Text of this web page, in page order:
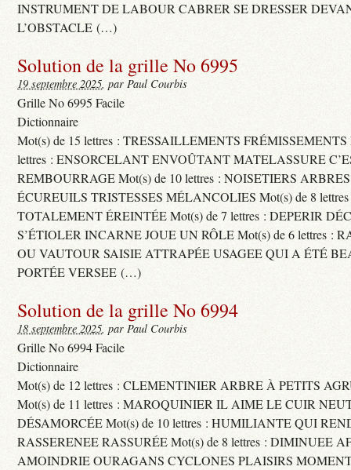
INSTRUMENT DE LABOUR CABRER SE DRESSER
L’OBSTACLE (…)
Solution de la grille No 6995
19 septembre 2025, par Paul Courbis
Grille No 6995 Facile
Dictionnaire
Mot(s) de 15 lettres : TRESSAILLEMENTS FRÉMISSEMENTS
lettres : ENSORCELANT ENVOÛTANT MATELASSURE
REMBOURRAGE Mot(s) de 10 lettres : NOISETIERS
ÉCUREUILS TRISTESSES MÉLANCOLIES Mot(s) de 8
TOTALEMENT ÉREINTÉE Mot(s) de 7 lettres : DEPERIR
S’ÉTIOLER INCARNE JOUE UN RÔLE Mot(s) de 6 lettres :
OU VAUTOUR SAISIE ATTRAPÉE USAGEE QUI A ÉTÉ
PORTÉE VERSEE (…)
Solution de la grille No 6994
18 septembre 2025, par Paul Courbis
Grille No 6994 Facile
Dictionnaire
Mot(s) de 12 lettres : CLEMENTINIER ARBRE À PETITS
Mot(s) de 11 lettres : MAROQUINIER IL AIME LE CUIR
DÉSAMORCÉE Mot(s) de 10 lettres : HUMILIANTE QUI
RASSERENEE RASSURÉE Mot(s) de 8 lettres : DIMINUEE
AMOINDRIE OURAGANS CYCLONES PLAISIRS